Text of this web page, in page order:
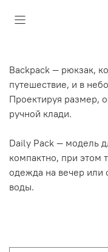
Backpack — рюкзак,
путешествие, и в
Проектируя размер,
ручной клади.
Daily Pack — модель
компактно, при этом
одежда на вечер или
воды.